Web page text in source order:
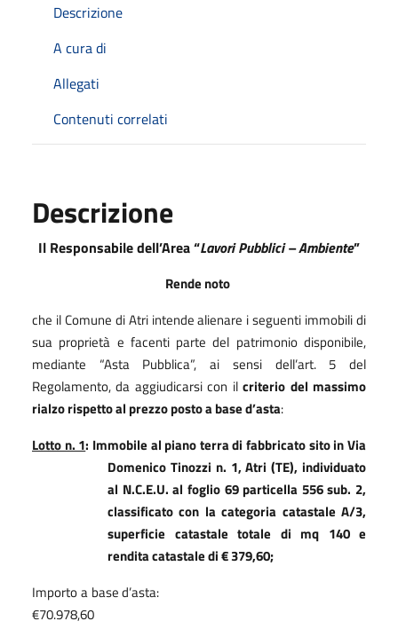
Descrizione
A cura di
Allegati
Contenuti correlati
Descrizione
Il Responsabile dell’Area “Lavori Pubblici – Ambiente”
Rende noto
che il Comune di Atri intende alienare i seguenti immobili di
sua proprietà e facenti parte del patrimonio disponibile,
mediante “Asta Pubblica”, ai sensi dell’art. 5 del
Regolamento, da aggiudicarsi con ilcriterio del massimo
rialzo rispetto al prezzo posto a base d’asta:
Lotto n. 1: Immobile al piano terra di fabbricato sito in Via
Domenico Tinozzi n. 1, Atri (TE), individuato
al N.C.E.U. al foglio 69 particella 556 sub. 2,
classificato con la categoria catastale A/3,
superficie catastale totale di mq 140 e
rendita catastale di € 379,60;
Importo a base d’asta:
€70.978,60